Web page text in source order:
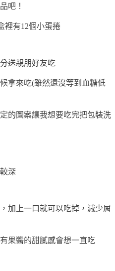
吧！
裡有12個小蛋捲
送親朋好友吃
拿來吃(雖然還沒等到血糖低
的圖案讓我想要吃完把包裝洗
深
加上一口就可以吃掉，減少屑
果醬的甜膩感會想一直吃